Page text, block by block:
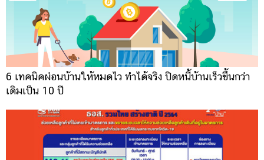
6 เทคนิคผ่อนบ้านให้หมดไว ทำได้จริง ปิดหนี้บ้านเร็วขึ้นกว่า
เดิมเป็น 10 ปี